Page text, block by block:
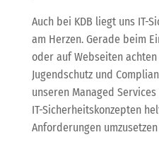
Auch bei KDB liegt uns IT-
am Herzen. Gerade beim
oder auf Webseiten
Jugendschutz und
unseren Managed
IT-Sicherheitskonzepten
Anforderungen